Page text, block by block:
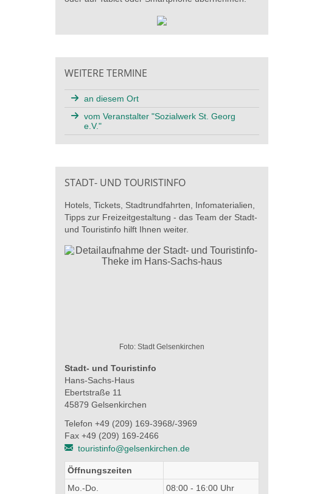
WEITERE TERMINE
an diesem Ort
vom Veranstalter "Sozialwerk St. Georg
e.V."
STADT- UND TOURISTINFO
Hotels, Tickets, Stadtrundfahrten, Infomaterialien,
Tipps zur Freizeitgestaltung - das Team der Stadt-
und Touristinfo hilft Ihnen weiter.
Foto: Stadt Gelsenkirchen
Stadt- und Touristinfo
Hans-Sachs-Haus
Ebertstraße 11
45879 Gelsenkirchen
Telefon +49 (209) 169-3968/-3969
Fax +49 (209) 169-2466
touristinfo@gelsenkirchen.de
Öffnungszeiten
Mo.-Do.
08:00 - 16:00 Uhr